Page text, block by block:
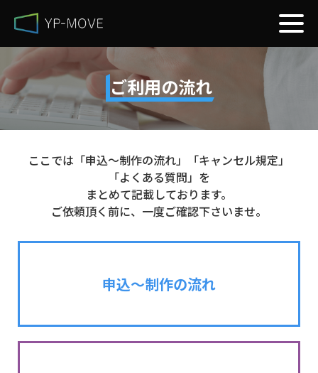
ご利用の流れ
ここでは「申込～制作の流れ」「キャンセル規定」
「よくある質問」を
まとめて記載しております。
ご依頼頂く前に、一度ご確認下さいませ。
申込～制作の流れ